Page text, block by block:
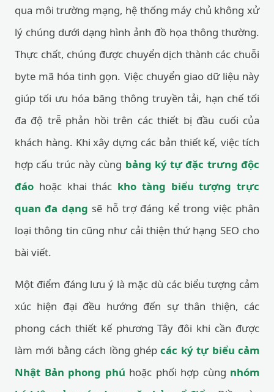
qua môi trường mạng, hệ thống máy chủ không xử
lý chúng dưới dạng hình ảnh đồ họa thông thường.
Thực chất, chúng được chuyển dịch thành các chuỗi
byte mã hóa tinh gọn. Việc chuyển giao dữ liệu này
giúp tối ưu hóa băng thông truyền tải, hạn chế tối
đa độ trễ phản hồi trên các thiết bị đầu cuối của
khách hàng. Khi xây dựng các bản thiết kế, việc tích
hợp cấu trúc này cùng bảng ký tự đặc trưng độc
đáo hoặc khai thác kho tàng biểu tượng trực
quan đa dạng sẽ hỗ trợ đáng kể trong việc phân
loại thông tin cũng như cải thiện thứ hạng SEO cho
bài viết.
Một điểm đáng lưu ý là mặc dù các biểu tượng cảm
xúc hiện đại đều hướng đến sự thân thiện, các
phong cách thiết kế phương Tây đôi khi cần được
làm mới bằng cách lồng ghépcác ký tự biểu cảm
Nhật Bản phong phú hoặc phối hợp cùng nhóm